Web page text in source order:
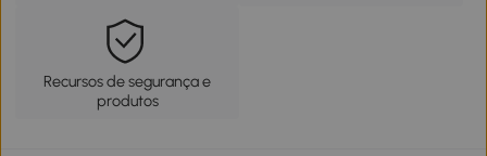
Recursos de segurança e
produtos